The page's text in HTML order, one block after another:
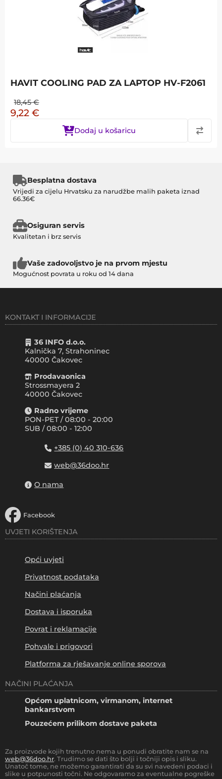
HAVIT COOLING PAD ZA LAPTOP HV-F2061
18,45 €
9,22 €
Dodaj u košaricu
Besplatna dostava
Vrijedi za cijelu Hrvatsku za narudžbe malih paketa iznad
66.36€
Osiguran servis
Kvalitetan i brz servis
Vaše zadovoljstvo je na prvom mjestu
Mogućnost povrata u roku od 14 dana
KONTAKT I INFORMACIJE
36 INFO d.o.o.
Kalnička 7, Strahoninec
40000 Čakovec
Prodavaonica
Strossmayera 2
40000 Čakovec
Radno vrijeme
PON-PET / 08:00 - 20:00
SUB / 08:00 - 12:00
+385 (0) 40 310-636
web@36doo.hr
O nama
Facebook
UVJETI KORIŠTENJA
Opći uvjeti
Privatnost podataka
Načini plaćanja
Dostava i isporuka
Povrat i reklamacije
Pohvale i prigovori
Platforma za rješavanje online sporova
NAČINI PLAĆANJA
Općom uplatnicom, virmanom, internet
bankarstvom
Pouzećem prilikom dostave paketa
Za proizvode kojih trenutno nema u ponudi obratite nam se na
web@36doo.hr. Trudimo se dati što bolji i točniji opis i sliku.
Unatoč tome, ne možemo garantirati da su svi navedeni podaci i
slike u potpunosti točni. Ne odgovaramo za eventualne pogreške